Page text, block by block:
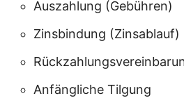
Auszahlung (Gebühren)
Zinsbindung (Zinsablauf)
Anfängliche Tilgung